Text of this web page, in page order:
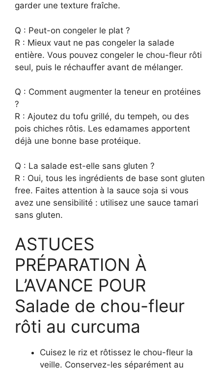
garder une texture fraîche.
Q : Peut-on congeler le plat ?
R : Mieux vaut ne pas congeler la salade
entière. Vous pouvez congeler le chou-fleur rôti
seul, puis le réchauffer avant de mélanger.
Q : Comment augmenter la teneur en protéines
?
R : Ajoutez du tofu grillé, du tempeh, ou des
pois chiches rôtis. Les edamames apportent
déjà une bonne base protéique.
Q : La salade est-elle sans gluten ?
R : Oui, tous les ingrédients de base sont gluten
free. Faites attention à la sauce soja si vous
avez une sensibilité : utilisez une sauce tamari
sans gluten.
ASTUCES
PRÉPARATION À
L’AVANCE POUR
Salade de chou-fleur
rôti au curcuma
Cuisez le riz et rôtissez le chou-fleur la
veille. Conservez-les séparément au